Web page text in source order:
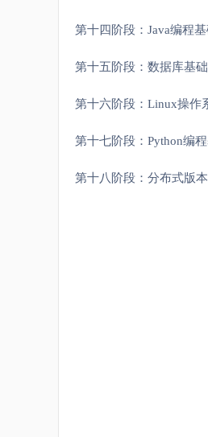
第十五阶段：数据库基础
第十六阶段：Linux操作
第十七阶段：Python编
第十八阶段：分布式版